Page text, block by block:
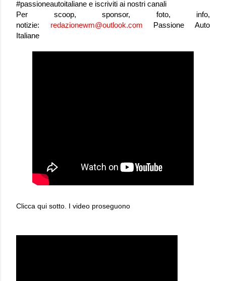
#passioneautoitaliane e iscriviti ai nostri canali
Per scoop, sponsor, foto, info,
notizie: redazionewm@outlook.com Passione Auto
Italiane
Clicca qui sotto. I video proseguono